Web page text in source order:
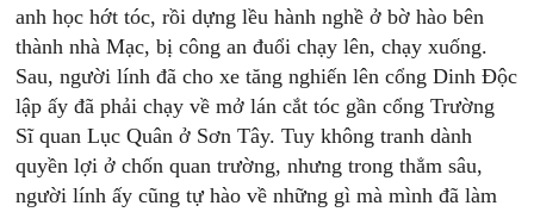
anh học hớt tóc, rồi dựng lều hành nghề ở bờ hào bên
thành nhà Mạc, bị công an đuổi chạy lên, chạy xuống.
Sau, người lính đã cho xe tăng nghiến lên cổng Dinh Độc
lập ấy đã phải chạy về mở lán cắt tóc gần cổng Trường
Sĩ quan Lục Quân ở Sơn Tây. Tuy không tranh dành
quyền lợi ở chốn quan trường, nhưng trong thẳm sâu,
người lính ấy cũng tự hào về những gì mà mình đã làm